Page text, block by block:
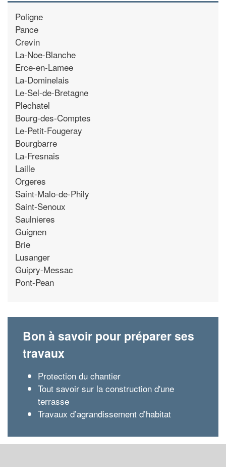
Poligne
Pance
Crevin
La-Noe-Blanche
Erce-en-Lamee
La-Dominelais
Le-Sel-de-Bretagne
Plechatel
Bourg-des-Comptes
Le-Petit-Fougeray
Bourgbarre
La-Fresnais
Laille
Orgeres
Saint-Malo-de-Phily
Saint-Senoux
Saulnieres
Guignen
Brie
Lusanger
Guipry-Messac
Pont-Pean
Bon à savoir pour préparer ses
travaux
Protection du chantier
Tout savoir sur la construction d'une
terrasse
Travaux d’agrandissement d’habitat